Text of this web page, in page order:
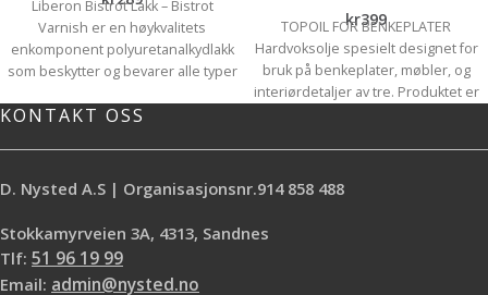
Liberon Bistrot Lakk – Bistrot
Varnish er en høykvalitets
enkomponent polyuretanalkydlakk
som beskytter og bevarer alle typer
kjøkken, trapp, møbel, panel,
Bistrot Lakk kan vaskes, er
slitesterk, vannfast og
varmeresistent og har meget god
flyteevne. Bistrot Lakk kan legges
over alle typer overflatebehandling,
men ikke voks eller Skjellakk. Du kan
kr399
TOPOIL FOR BENKEPLATER
Hardvoksolje spesielt designet for
bruk på benkeplater, møbler, og
interiørdetaljer av tre. Produktet er
beskyttende overflate mot
KONTAKT OSS
D. Nysted A.S | Organisasjonsnr.914 858 488
Stokkamyrveien 3A, 4313, Sandnes
Tlf: 51 96 19 99
Email: admin@nysted.no